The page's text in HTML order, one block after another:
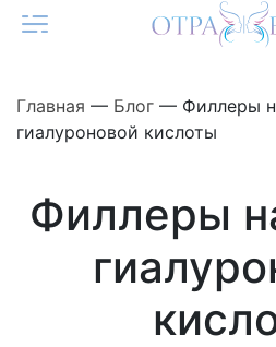
Главная — Блог — Филлеры
гиалуроновой кислоты
Филлеры